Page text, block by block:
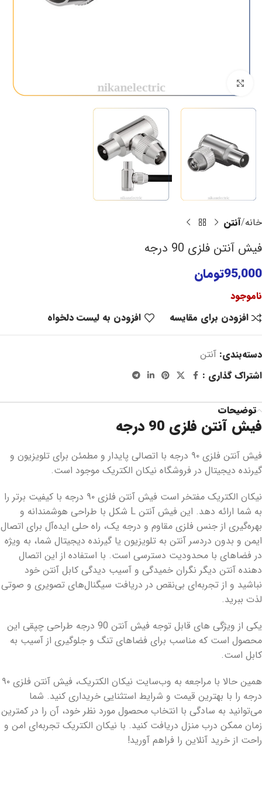
برای بزرگنمایی کلیک کنید
خانه آنتن
فیش آنتن فلزی 90 درجه
95,000تومان
ناموجود
افزودن برای مقایسه
افزودن به لیست دلخواه
دسته‌بندی: آنتن
اشتراک گذاری :
توضیحات
فیش آنتن فلزی 90 درجه
فیش آنتن فلزی ۹۰ درجه با اتصالی پایدار و مطمئن برای تلویزیون و
گیرنده دیجیتال در فروشگاه نیکان الکتریک موجود است.
نیکان الکتریک مفتخر است فیش آنتن فلزی ۹۰ درجه با کیفیت برتر را
به شما ارائه دهد. این فیش آنتن L شکل با طراحی هوشمندانه و
بهره‌گیری از جنس فلزی مقاوم و درجه یک، راه حلی ایده‌آل برای اتصال
ایمن و بدون دردسر آنتن به تلویزیون یا گیرنده دیجیتال شما، به ویژه
در فضاهای با محدودیت دسترسی است. با استفاده از این اتصال
دهنده آنتن دیگر نگران خمیدگی و آسیب دیدگی کابل آنتن خود
نباشید و از تجربه‌ای بی‌نقص در دریافت سیگنال‌های تصویری و صوتی
لذت ببرید.
یکی از ویژگی های قابل توجه فیش آنتن 90 درجه طراحی چپقی این
محصول است که مناسب برای فضاهای تنگ و جلوگیری از آسیب به
کابل است.
همین حالا با مراجعه به وب‌سایت نیکان الکتریک، فیش آنتن فلزی ۹۰
درجه را با بهترین قیمت و شرایط استثنایی خریداری کنید. شما
می‌توانید به سادگی با انتخاب محصول مورد نظر خود، آن را در کمترین
زمان ممکن درب منزل دریافت کنید. با نیکان الکتریک تجربه‌ای امن و
راحت از خرید آنلاین را فراهم آورید!